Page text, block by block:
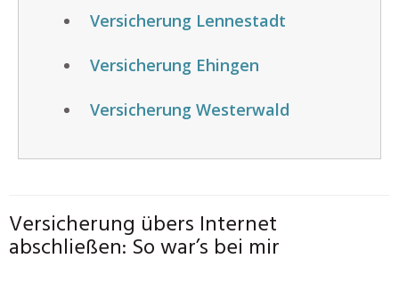
Versicherung Lennestadt
Versicherung Ehingen
Versicherung Westerwald
Versicherung übers Internet
abschließen: So war’s bei mir